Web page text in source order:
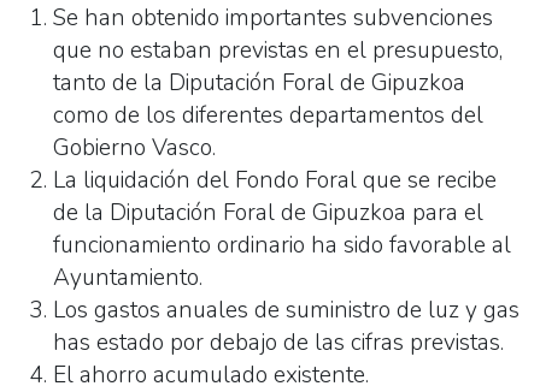
Se han obtenido importantes subvenciones
que no estaban previstas en el presupuesto,
tanto de la Diputación Foral de Gipuzkoa
como de los diferentes departamentos del
Gobierno Vasco.
La liquidación del Fondo Foral que se recibe
de la Diputación Foral de Gipuzkoa para el
funcionamiento ordinario ha sido favorable al
Ayuntamiento.
Los gastos anuales de suministro de luz y gas
has estado por debajo de las cifras previstas.
El ahorro acumulado existente.